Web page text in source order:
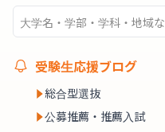
受験生応援ブログ
総合型選抜
公募推薦・推薦入試